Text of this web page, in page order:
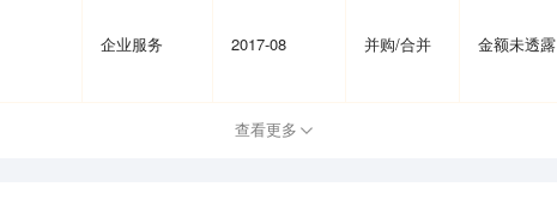
企业服务 2017-08 并购/合并 金额未透露
查看更多